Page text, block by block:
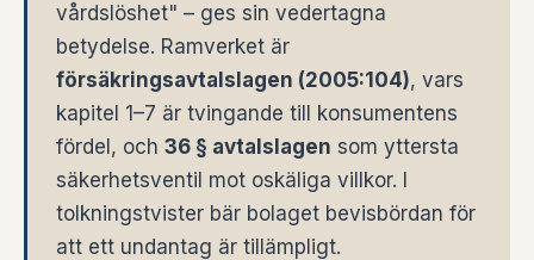
vårdslöshet" – ges sin vedertagna
betydelse. Ramverket är
försäkringsavtalslagen (2005:104), vars
kapitel 1–7 är tvingande till konsumentens
fördel, och 36 § avtalslagen som yttersta
säkerhetsventil mot oskäliga villkor. I
tolkningstvister bär bolaget bevisbördan för
att ett undantag är tillämpligt.